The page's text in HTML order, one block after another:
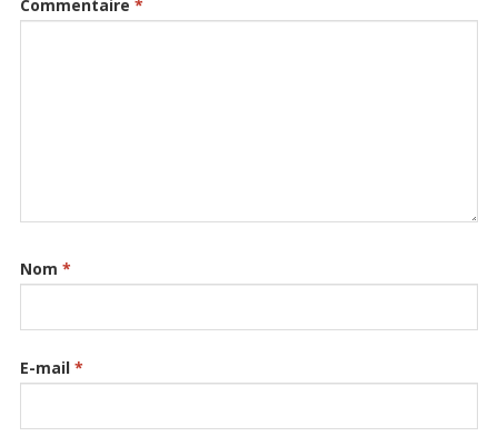
Commentaire *
Nom *
E-mail *